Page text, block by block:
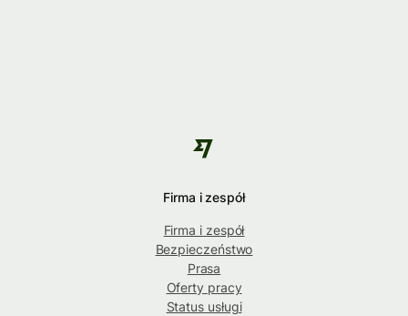
Firma i zespół
Firma i zespół
Bezpieczeństwo
Prasa
Oferty pracy
Status usługi